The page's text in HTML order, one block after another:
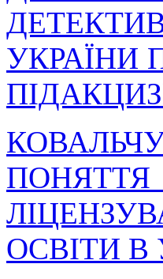
УКРАЇНИ
ОСВІТИ В